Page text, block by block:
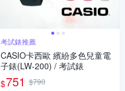
考試錶推薦
CASIO卡西歐 繽紛多色兒童電
子錶(LW-200) / 考試錶
$751 $790